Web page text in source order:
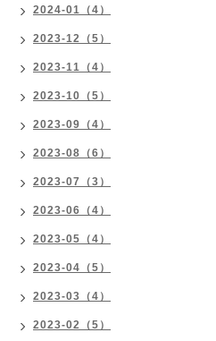
2024-01（4）
2023-12（5）
2023-11（4）
2023-10（5）
2023-09（4）
2023-08（6）
2023-07（3）
2023-06（4）
2023-05（4）
2023-04（5）
2023-03（4）
2023-02（5）